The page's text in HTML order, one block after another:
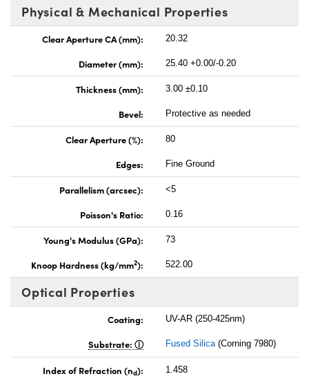
Physical & Mechanical Properties
Clear Aperture CA (mm): 20.32
Diameter (mm): 25.40 +0.00/-0.20
Thickness (mm): 3.00 ±0.10
Bevel: Protective as needed
Clear Aperture (%): 80
Edges: Fine Ground
Parallelism (arcsec): <5
Poisson's Ratio: 0.16
Young's Modulus (GPa): 73
Knoop Hardness (kg/mm2): 522.00
Optical Properties
Coating: UV-AR (250-425nm)
Substrate: Fused Silica (Corning 7980)
Index of Refraction (nd): 1.458